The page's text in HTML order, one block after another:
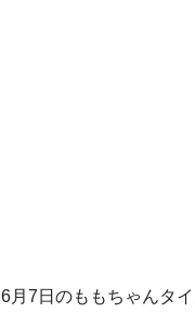
6月7日のももちゃんタ